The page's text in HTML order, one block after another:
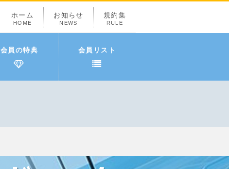
ホーム
HOME
お知らせ
NEWS
規約集
RULE
会員の特典 会員リスト